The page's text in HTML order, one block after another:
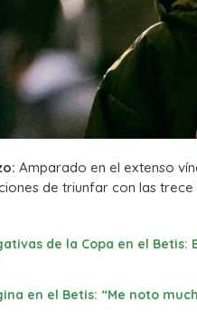
Amparado en el extenso
de triunfar con las
de la Copa en el Betis:
en el Betis: “Me noto